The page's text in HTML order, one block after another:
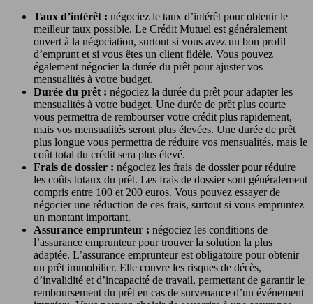
Taux d’intérêt : négociez le taux d’intérêt pour obtenir le
meilleur taux possible. Le Crédit Mutuel est généralement
ouvert à la négociation, surtout si vous avez un bon profil
d’emprunt et si vous êtes un client fidèle. Vous pouvez
également négocier la durée du prêt pour ajuster vos
mensualités à votre budget.
Durée du prêt : négociez la durée du prêt pour adapter les
mensualités à votre budget. Une durée de prêt plus courte
vous permettra de rembourser votre crédit plus rapidement,
mais vos mensualités seront plus élevées. Une durée de prêt
plus longue vous permettra de réduire vos mensualités, mais le
coût total du crédit sera plus élevé.
Frais de dossier : négociez les frais de dossier pour réduire
les coûts totaux du prêt. Les frais de dossier sont généralement
compris entre 100 et 200 euros. Vous pouvez essayer de
négocier une réduction de ces frais, surtout si vous empruntez
un montant important.
Assurance emprunteur : négociez les conditions de
l’assurance emprunteur pour trouver la solution la plus
adaptée. L’assurance emprunteur est obligatoire pour obtenir
un prêt immobilier. Elle couvre les risques de décès,
d’invalidité et d’incapacité de travail, permettant de garantir le
remboursement du prêt en cas de survenance d’un événement